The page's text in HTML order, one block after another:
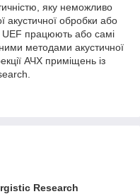
яку неможливо
акустичної обробки або
UEF працюють або самі
методами акустичної
АЧХ приміщень із
Research